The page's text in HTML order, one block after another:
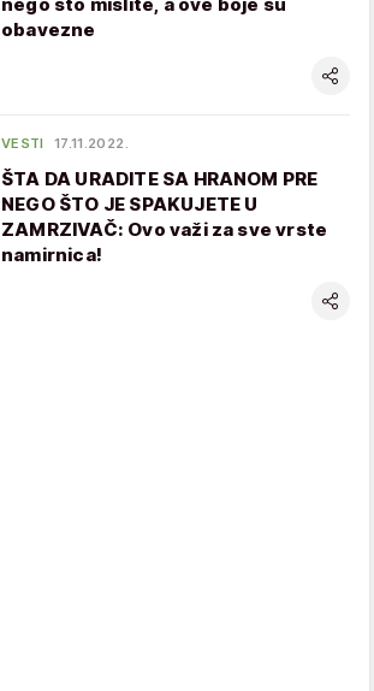
obavezne
VESTI 17.11.2022.
ŠTA DA URADITE SA HRANOM PRE
NEGO ŠTO JE SPAKUJETE U
ZAMRZIVAČ: Ovo važi za sve vrste
namirnica!